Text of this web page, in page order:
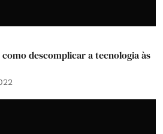
descomplicar a tecnologia às